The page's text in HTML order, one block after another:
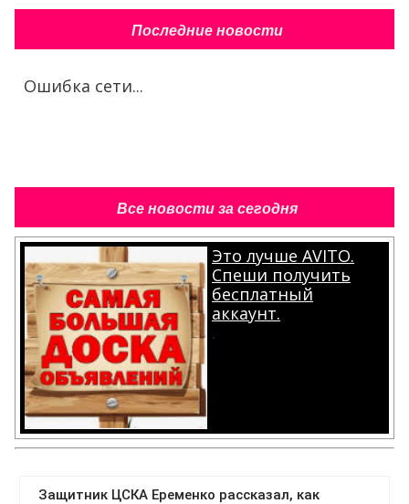
Последние новости
Ошибка сети...
Все новости за сегодня
Это лучше AVITO.
Спеши получить
бесплатный
аккаунт.
.